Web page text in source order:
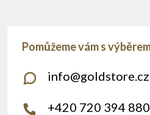
info@goldstore.cz
+420 720 394 880